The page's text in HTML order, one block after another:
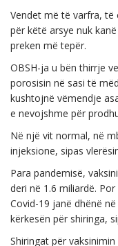
Vendet më të varfra, të
për këtë arsye nuk
preken më tepër.
OBSH-ja u bën thirrje
porosisin në sasi të
kushtojnë vëmendje
e nevojshme për
Në një vit normal, në
injeksione, sipas
Para pandemisë,
deri në 1.6 miliardë.
Covid-19 janë dhënë
kërkesën për shiringa,
Shiringat për